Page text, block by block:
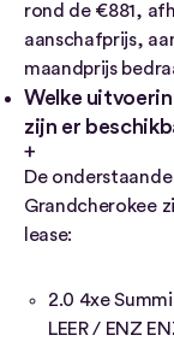
rond de €881,
aanschafprijs,
maandprijs
Welke
zijn er
De
Grandcherokee
lease:
2.0 4xe
LEER / ENZ